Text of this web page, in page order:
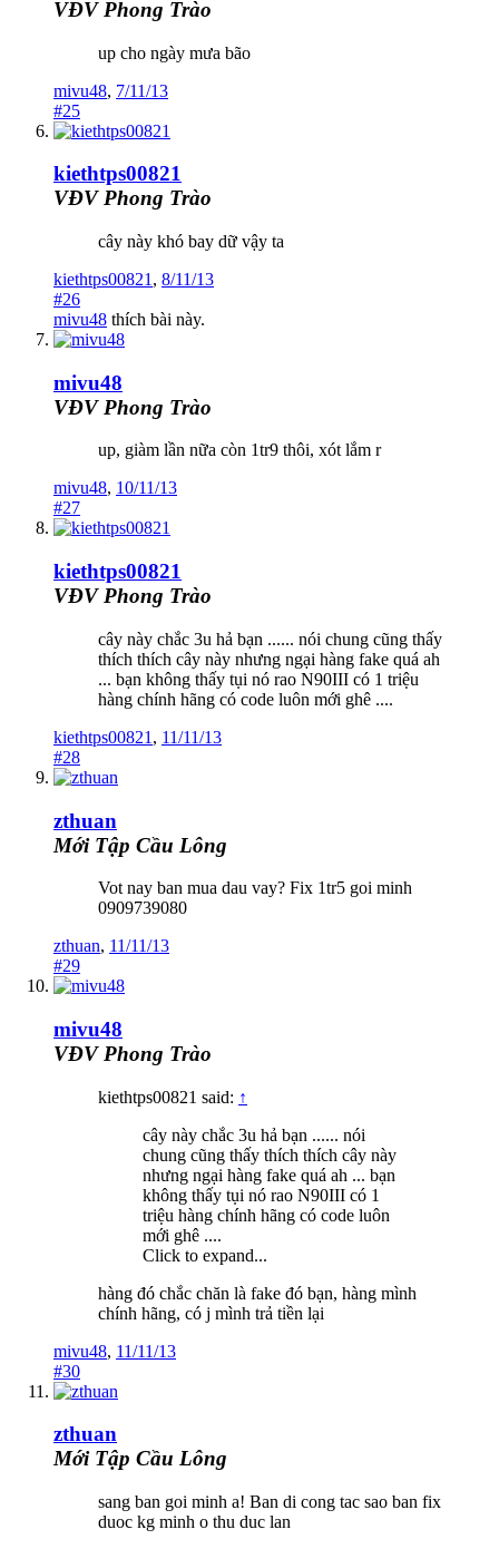
VĐV Phong Trào
up cho ngày mưa bão
mivu48, 7/11/13
#25
kiethtps00821
VĐV Phong Trào
cây này khó bay dữ vậy ta
kiethtps00821 , 8/11/13
#26
mivu48 thích bài này.
mivu48
VĐV Phong Trào
up, giàm lần nữa còn 1tr9 thôi, xót lắm r
mivu48, 10/11/13
#27
kiethtps00821
VĐV Phong Trào
cây này chắc 3u hả bạn ...... nói chung cũng thấy
thích thích cây này nhưng ngại hàng fake quá ah
... bạn không thấy tụi nó rao N90III có 1 triệu
hàng chính hãng có code luôn mới ghê ....
kiethtps00821 , 11/11/13
#28
zthuan
Mới Tập Cầu Lông
Vot nay ban mua dau vay? Fix 1tr5 goi minh
0909739080
zthuan, 11/11/13
#29
mivu48
VĐV Phong Trào
kiethtps00821 said: ↑
cây này chắc 3u hả bạn ...... nói
chung cũng thấy thích thích cây này
nhưng ngại hàng fake quá ah ... bạn
không thấy tụi nó rao N90III có 1
triệu hàng chính hãng có code luôn
mới ghê ....
Click to expand...
hàng đó chắc chăn là fake đó bạn, hàng mình
chính hãng, có j mình trả tiền lại
mivu48, 11/11/13
#30
zthuan
Mới Tập Cầu Lông
sang ban goi minh a! Ban di cong tac sao ban fix
duoc kg minh o thu duc lan